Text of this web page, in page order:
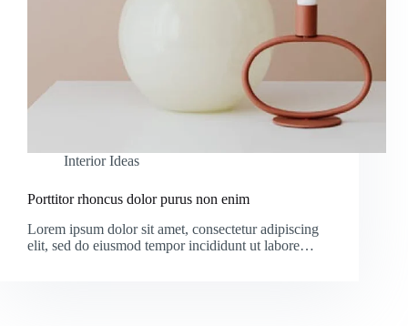
Interior Ideas
Porttitor rhoncus dolor purus non enim
Lorem ipsum dolor sit amet, consectetur adipiscing
elit, sed do eiusmod tempor incididunt ut labore…